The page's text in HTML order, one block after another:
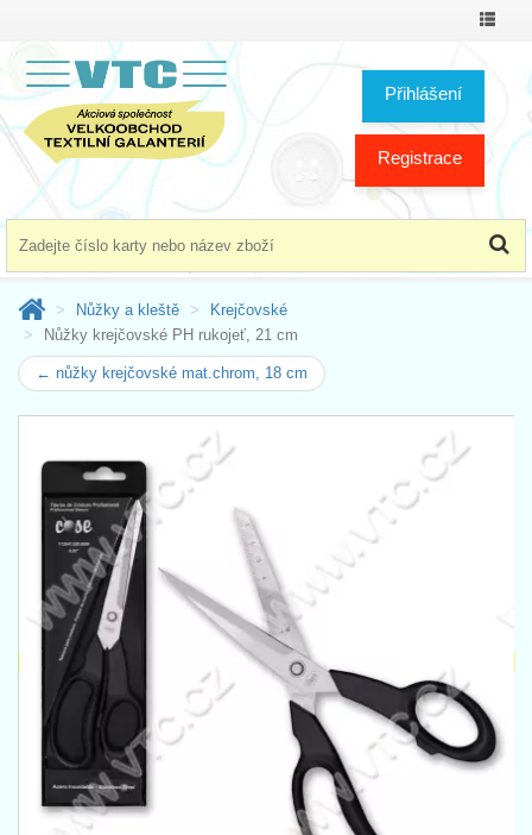
Přihlášení
Registrace
Nůžky a kleště
Krejčovské
Nůžky krejčovské PH rukojeť, 21 cm
← nůžky krejčovské mat.chrom, 18 cm